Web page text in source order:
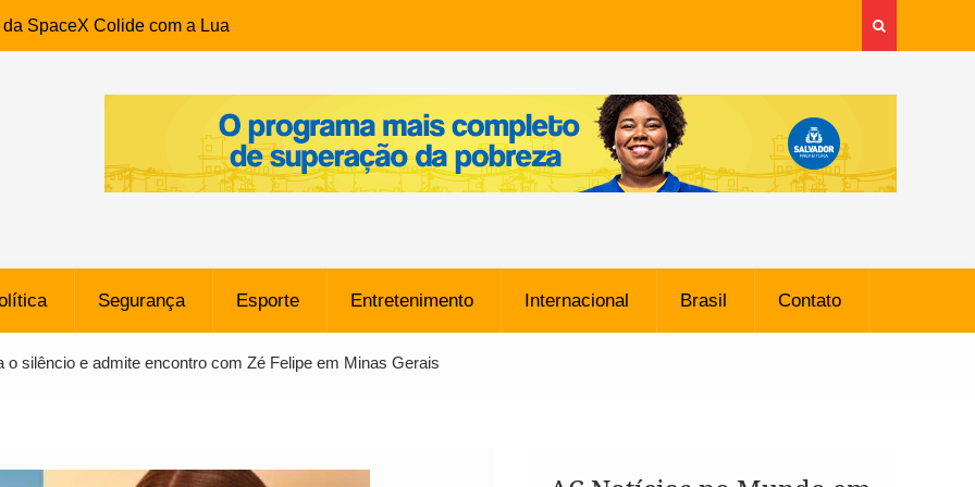
SpaceX Colide com a Lua
Metros, Afirma a Nasa
Cabo Daciolo Tem
em Frente a
da Mata Escura, em
B: Lateral revelado pelo
ligada a ‘Zói de Gato’, do
Segurança Esporte Entretenimento Internacional Brasil Contato
o silêncio e admite encontro com Zé Felipe em Minas Gerais